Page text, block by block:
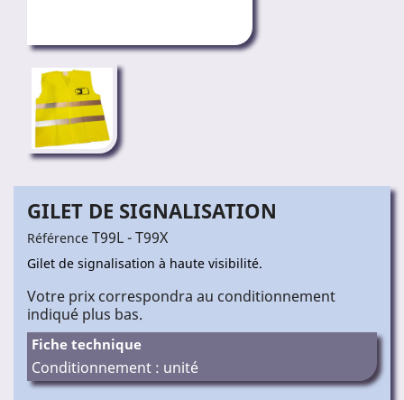
GILET DE SIGNALISATION
Référence T99L - T99X
Gilet de signalisation à haute visibilité.
Votre prix correspondra au conditionnement
indiqué plus bas.
Fiche technique
Conditionnement : unité